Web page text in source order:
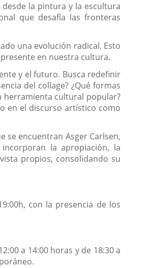
desde la pintura y la escultura
que desafía las fronteras
una evolución radical. Esto
en nuestra cultura.
y el futuro. Busca redefinir
del collage? ¿Qué formas
herramienta cultural popular?
en el discurso artístico como
se encuentran Asger Carlsen,
la apropiación, la
propios, consolidando su
con la presencia de los
a 14:00 horas y de 18:30 a